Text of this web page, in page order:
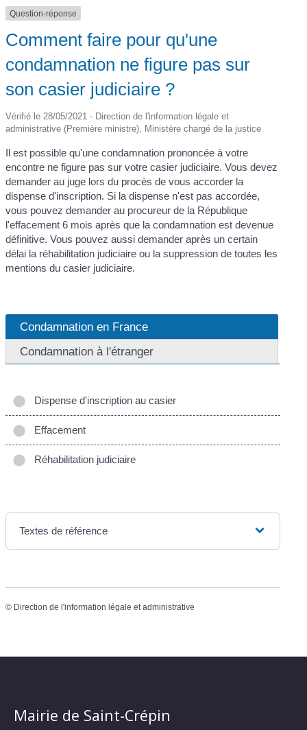
Question-réponse
Comment faire pour qu'une
condamnation ne figure pas sur
son casier judiciaire ?
Vérifié le 28/05/2021 - Direction de l'information légale et
administrative (Première ministre), Ministère chargé de la justice
Il est possible qu'une condamnation prononcée à votre
encontre ne figure pas sur votre casier judiciaire. Vous devez
demander au juge lors du procès de vous accorder la
dispense d'inscription. Si la dispense n'est pas accordée,
vous pouvez demander au procureur de la République
l'effacement 6 mois après que la condamnation est devenue
définitive. Vous pouvez aussi demander après un certain
délai la réhabilitation judiciaire ou la suppression de toutes les
mentions du casier judiciaire.
Condamnation en France
Condamnation à l'étranger
Dispense d'inscription au casier
Effacement
Réhabilitation judiciaire
Textes de référence
© Direction de l'information légale et administrative
Mairie de Saint-Crépin